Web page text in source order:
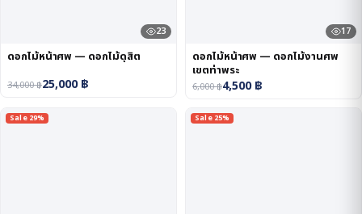
23
ดอกไม้หน้าศพ — ดอกไม้ดุสิต
34,000฿25,000฿
17
ดอกไม้หน้าศพ — ดอกไม้งานศพ
เขตท่าพระ
6,000฿4,500฿
Sale 29% Sale 25%